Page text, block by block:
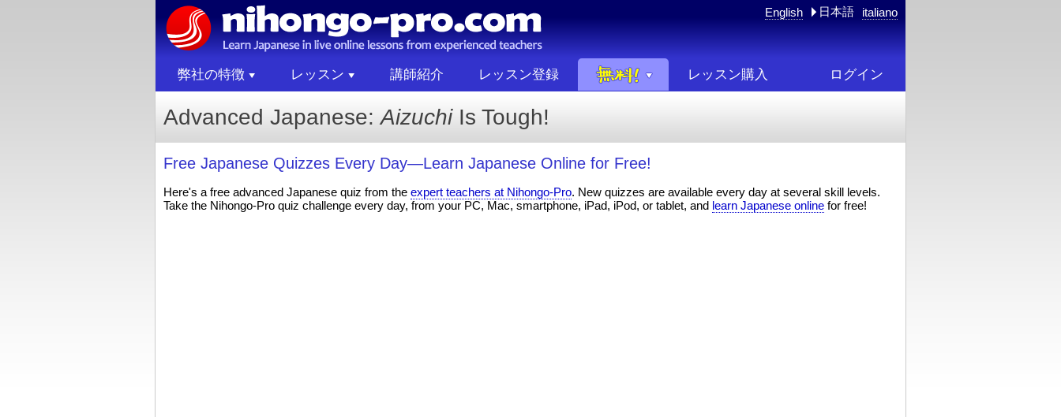
English 日本語 italiano
弊社の特徴 レッスン 講師紹介 レッスン登録 レッスン購入 ログイン
Advanced Japanese:AizuchiIs Tough!
Free Japanese Quizzes Every Day—Learn Japanese Online for Free!
Here's a free advanced Japanese quiz from the expert teachers at Nihongo-Pro. New quizzes are available every day at several skill levels.
Take the Nihongo-Pro quiz challenge every day, from your PC, Mac, smartphone, iPad, iPod, or tablet, and learn Japanese online for free!